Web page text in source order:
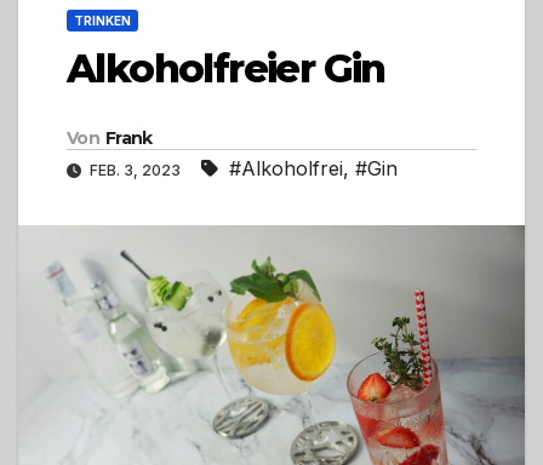
TRINKEN
Alkoholfreier Gin
Von Frank
FEB. 3, 2023 #Alkoholfrei, #Gin